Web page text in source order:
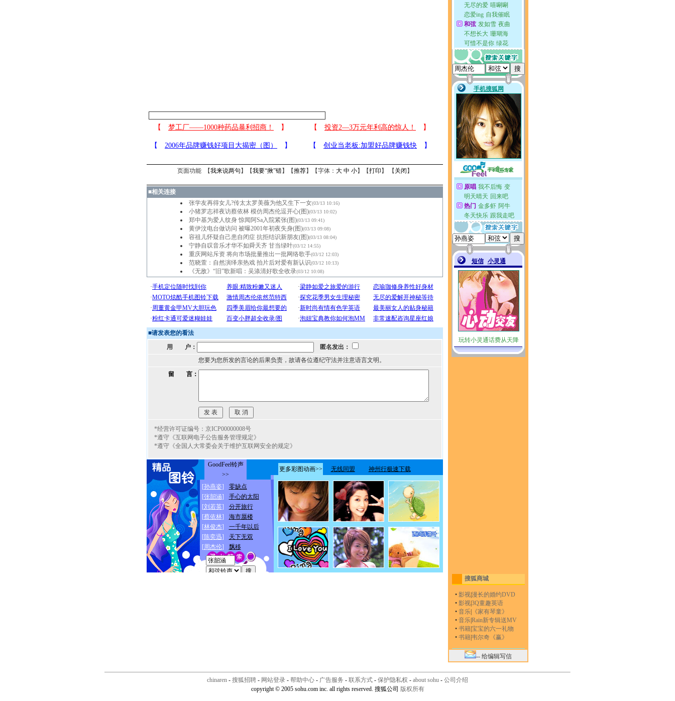
页面功能 【我来说两句 】【我要“揪”错】【推荐】【字体： 大 中 小】【打印 】 【 关闭 】
■相关连接
张学友再得女儿?传太太罗美薇为他又生下一女(03/13 10:16)
小猪罗志祥夜访蔡依林 模仿周杰伦逗开心(图)(03/13 10:02)
郑中基为爱人纹身 惊闻阿Sa入院紧张(图)(03/13 09:41)
黄伊汶电台做访问 被曝2001年初夜失身(图)(03/13 09:08)
容祖儿怀疑自己患自闭症 抗拒结识新朋友(图)(03/13 08:04)
宁静自叹音乐才华不如舜天齐 甘当绿叶(03/12 14:55)
重庆网站斥资 将向市场批量推出一批网络歌手(03/12 12:03)
范晓萱：自然演绎亲热戏 拍片后对爱有新认识(03/12 10:13)
《无敌》“旧”歌新唱：吴涤清好歌全收录(03/12 10:08)
■请发表您的看法
用 户：
匿名发出：
您要为您所发的言论的后果负责，故请各位遵纪守法并注意语言文明。
留 言：
*经营许可证编号：京ICP00000008号
*遵守《互联网电子公告服务管理规定》
*遵守《全国人大常委会关于维护互联网安全的规定》
搜狐商城
• 影视漫长的婚约DVD
• 影视3Q童趣英语
• 音乐
《家有琴童》
• 音乐Rain新专辑送MV
• 书籍宝宝的六一礼物
• 书籍韦尔奇《赢》
-- 给编辑写信
chinaren - 搜狐招聘 - 网站登录 - 帮助中心 - 广告服务 - 联系方式 - 保护隐私权 - about sohu - 公司介绍
copyright © 2005 sohu.com inc. all rights reserved. 搜狐公司 版权所有